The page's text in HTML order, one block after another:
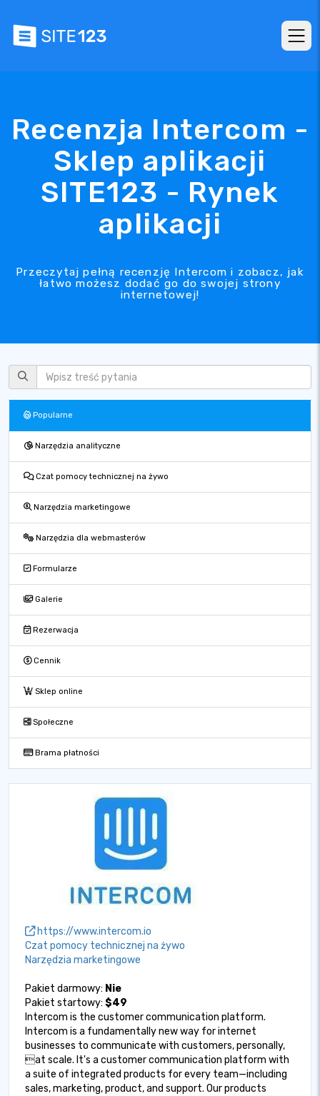
Recenzja Intercom -
Sklep aplikacji
SITE123 - Rynek
aplikacji
Przeczytaj pełną recenzję Intercom i zobacz, jak
łatwo możesz dodać go do swojej strony
internetowej!
Popularne
Narzędzia analityczne
Czat pomocy technicznej na żywo
Narzędzia marketingowe
Narzędzia dla webmasterów
Formularze
Galerie
Rezerwacja
Cennik
Sklep online
Społeczne
Brama płatności
https://www.intercom.io
Czat pomocy technicznej na żywo
Narzędzia marketingowe
Pakiet darmowy: Nie
Pakiet startowy: $49
Intercom is the customer communication platform.
Intercom is a fundamentally new way for internet
businesses to communicate with customers, personally,
at scale. It's a customer communication platform with
a suite of integrated products for every team—including
sales, marketing, product, and support. Our products